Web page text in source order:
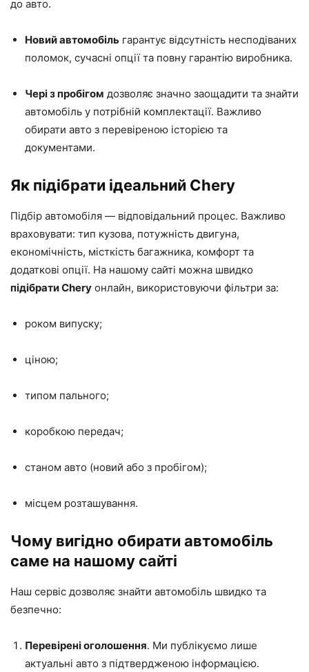
до авто.
Новий автомобіль гарантує відсутність несподіваних
поломок, сучасні опції та повну гарантію виробника.
Чері з пробігом дозволяє значно заощадити та знайти
автомобіль у потрібній комплектації. Важливо
обирати авто з перевіреною історією та
документами.
Як підібрати ідеальний Chery
Підбір автомобіля — відповідальний процес. Важливо
враховувати: тип кузова, потужність двигуна,
економічність, місткість багажника, комфорт та
додаткові опції. На нашому сайті можна швидко
підібрати Chery онлайн, використовуючи фільтри за:
роком випуску;
ціною;
типом пального;
коробкою передач;
станом авто (новий або з пробігом);
місцем розташування.
Чому вигідно обирати автомобіль
саме на нашому сайті
Наш сервіс дозволяє знайти автомобіль швидко та
безпечно:
Перевірені оголошення. Ми публікуємо лише
актуальні авто з підтвердженою інформацією.